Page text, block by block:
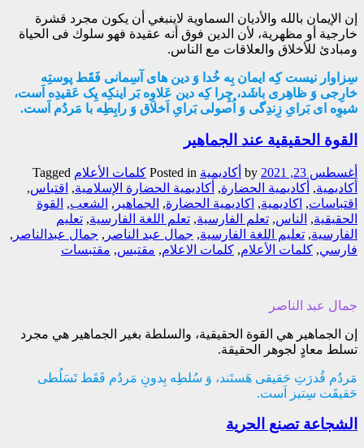
إن الإيمان بالله والأديان السماوية لاينبغي أن يكون مجرد قشرة
خارجية أو مظهرية، لأن الدين فوق أنه عقيدة فهو سلوك فى الحياة
ومبادئ للأخلاق والعلاقات مع الناس.
سِزاوار نیست کِه ایمان بِه خُدا وَ دین های آسِمانی فَقَط پوستِه
خارِجی وَ ظاهِری باشَد، چِرا کِه دین عَلاوِه بَر اینکِه یِک عَقیدِه اَست،
شیوِه ای بَرایِ زِندِگی وَ اُصولی بَرایِ اَخلاق وَ رابِطِه با مَردُم اَست.
القوة الحقيقية عند الجماهير
أغسطس 23, 2021 أکادیمیة Posted in کلمات الأعلام Tagged
أكاديمية, أكاديمية الحضارة, أكاديمية الحضارة الإسلامية, اقتباس,
اقتباسات, اكاديمية, اكاديمية الحضارة, الجماهير , الشعب, القوة
الحقيقية, الناس, تعلم الفارسية, تعلم اللغة الفارسية, تعليم
الفارسية, تعليم اللغة الفارسية, جمال عبد الناصر , جمال عبدالناصر ,
فارسي, كلمات الأعلام, كلمات الاعلام, مقتبس, مقتبسات
جمال عبد الناصر
إن الجماهير هي القوة الحقيقية، والسلطة بغير الجماهير هي مجرد
تسلط معادٍ لجوهر الحقيقة.
مَردُم قُدرَتِ حَقیقی هَستَند، وَ سُلطِه بِدونِ مَردُم فَقَط تَسَلُطی
حَقیقَت سِتیز اَست.
الشجاعة تصنع الحرية